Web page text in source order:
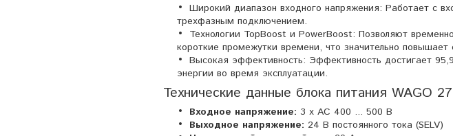
Широкий диапазон входного напряжения: Работает с
трехфазным подключением.
Технологии TopBoost и PowerBoost: Позволяют
короткие промежутки времени, что значительно повышает
Высокая эффективность: Эффективность достигает
энергии во время эксплуатации.
Технические данные блока питания WAGO
Входное напряжение: 3 x AC 400 ... 500 В
Выходное напряжение: 24 В постоянного тока (SELV)